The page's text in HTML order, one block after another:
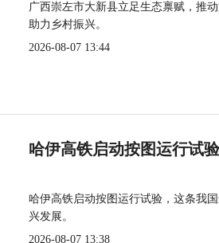
广西崇左市大新县立足生态禀赋，推
助力乡村振兴。
2026-08-07 13:44
哈伊高铁启动按图运行试验
哈伊高铁启动按图运行试验，这条我
兴发展。
2026-08-07 13:38